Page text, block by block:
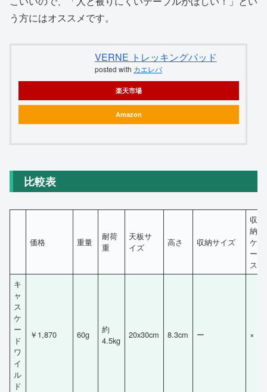
う方にはオススメです。
VERNE トレッキングパッド
posted with カエレバ
楽天市場
Amazon
比較表
価格 重量
耐荷
重
天板サ
イズ
高さ 収納サイズ
収
納
ケ
ー
ス
キ
ャ
ス
ケ
ー
ド
ワ
イ
ル
ド
￥1,870 60g
約
4.5kg
20x30cm 8.3cm ー ×